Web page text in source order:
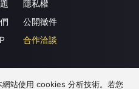
隱私權
公開徵件
合作洽談
站使用 cookies 分析技術。若您